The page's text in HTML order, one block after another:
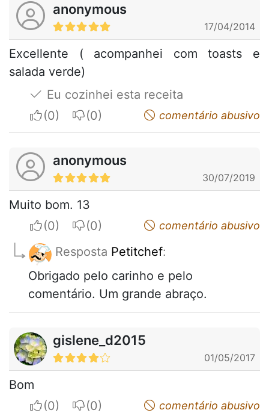
anonymous
17/04/2014
Excellente ( acompanhei com toasts e
salada verde)
Eu cozinhei esta receita
I apreciateI do not appreciatecomentário abusivo
anonymous
30/07/2019
Muito bom. 13
I apreciateI do not appreciatecomentário abusivo
Resposta Petitchef:
Obrigado pelo carinho e pelo
comentário. Um grande abraço.
gislene_d2015
01/05/2017
Bom
I apreciateI do not appreciatecomentário abusivo